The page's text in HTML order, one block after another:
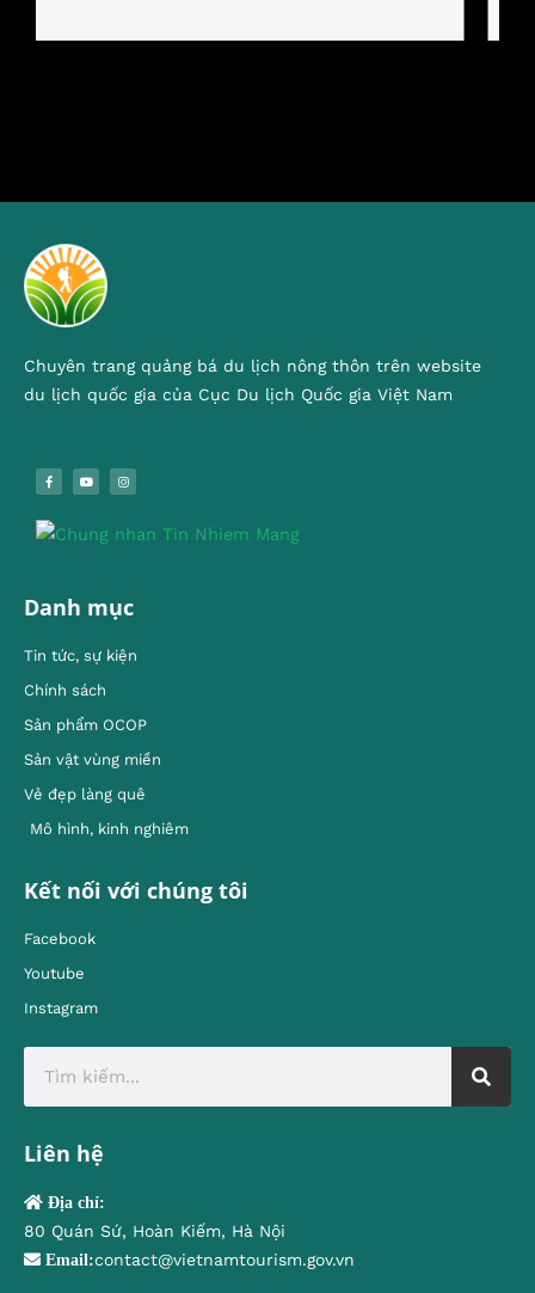
Chuyên trang quảng bá du lịch nông thôn trên website
du lịch quốc gia của Cục Du lịch Quốc gia Việt Nam
Danh mục
Tin tức, sự kiện
Chính sách
Sản phẩm OCOP
Sản vật vùng miền
Vẻ đẹp làng quê
Mô hình, kinh nghiêm
Kết nối với chúng tôi
Facebook
Youtube
Instagram
Liên hệ
Địa chỉ:
80 Quán Sứ, Hoàn Kiếm, Hà Nội
Email:contact@vietnamtourism.gov.vn